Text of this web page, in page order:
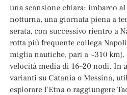
una scansione chiara: imbarco
notturna, una giornata piena a
serata, con successivo rientro a
rotta più frequente collega
miglia nautiche, pari a ~310 km),
velocità media di 16–20 nodi. In
varianti su Catania o Messina,
esplorare l’Etna o raggiungere